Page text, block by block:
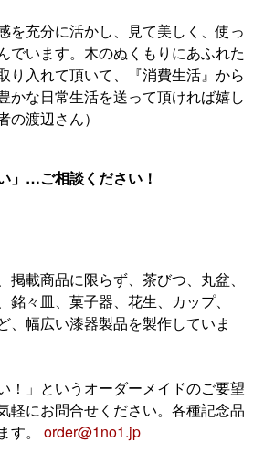
を充分に活かし、見て美しく、使っ
でいます。木のぬくもりにあふれた
り入れて頂いて、『消費生活』から
かな日常生活を送って頂ければ嬉し
の渡辺さん）
」…ご相談ください！
掲載商品に限らず、茶びつ、丸盆、
銘々皿、菓子器、花生、カップ、
、幅広い漆器製品を製作していま
！」というオーダーメイドのご要望
軽にお問合せください。各種記念品
す。order@1no1.jp